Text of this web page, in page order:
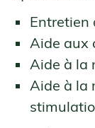
Entretien
Aide aux
Aide à la
Aide à la